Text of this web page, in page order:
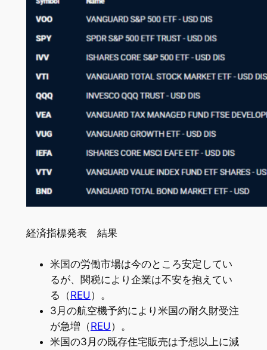
経済指標発表 結果
米国の労働市場は今のところ安定してい
るが、関税により企業は不安を抱えてい
る（REU）。
3月の航空機予約により米国の耐久財受注
が急増（REU）。
米国の3月の既存住宅販売は予想以上に減